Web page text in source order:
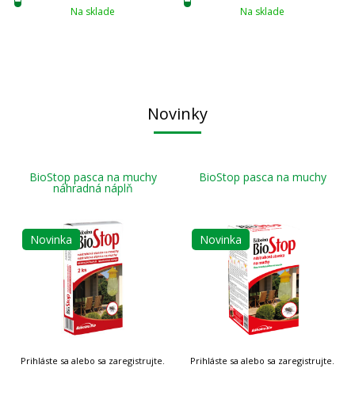
Na sklade Na sklade
Novinky
BioStop pasca na muchy
náhradná náplň
Novinka
BioStop pasca na muchy
Novinka